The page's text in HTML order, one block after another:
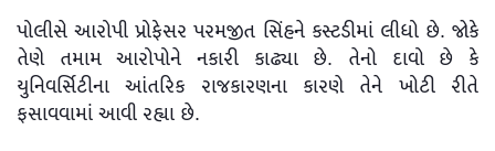
પોલીસે આરોપી પ્રોફેસર પરમજીત સિંહને કસ્ટડીમાં લીધો છે. જોકે
તેણે તમામ આરોપોને નકારી કાઢ્યા છે. તેનો દાવો છે કે
યુનિવર્સિટીના આંતરિક રાજકારણના કારણે તેને ખોટી રીતે
ફસાવવામાં આવી રહ્યા છે.